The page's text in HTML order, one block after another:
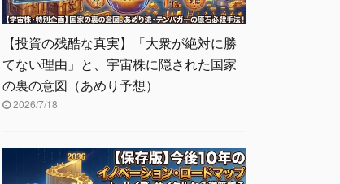
【投資の残酷な真実】「大衆が絶対に勝
てない理由」と、宇宙株に隠された国家
の裏の意図（あめり予想）
2026/7/18